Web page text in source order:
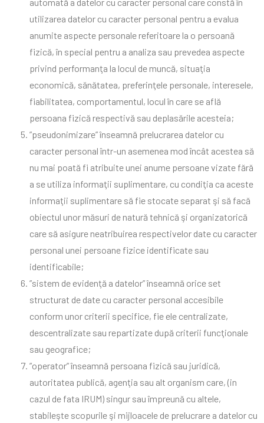
utilizarea datelor cu caracter personal pentru a evalua
anumite aspecte personale referitoare la o persoană
fizică, în special pentru a analiza sau prevedea aspecte
privind performanţa la locul de muncă, situaţia
economică, sănătatea, preferinţele personale, interesele,
fiabilitatea, comportamentul, locul în care se află
persoana fizică respectivă sau deplasările acesteia;
”pseudonimizare” înseamnă prelucrarea datelor cu
caracter personal într-un asemenea mod încât acestea să
nu mai poată fi atribuite unei anume persoane vizate fără
a se utiliza informaţii suplimentare, cu condiţia ca aceste
informaţii suplimentare să fie stocate separat şi să facă
obiectul unor măsuri de natură tehnică şi organizatorică
care să asigure neatribuirea respectivelor date cu caracter
personal unei persoane fizice identificate sau
identificabile;
”sistem de evidenţă a datelor” înseamnă orice set
structurat de date cu caracter personal accesibile
conform unor criterii specifice, fie ele centralizate,
descentralizate sau repartizate după criterii funcţionale
sau geografice;
”operator” înseamnă persoana fizică sau juridică,
autoritatea publică, agenţia sau alt organism care, (in
cazul de fata IRUM) singur sau împreună cu altele,
stabileşte scopurile şi mijloacele de prelucrare a datelor cu